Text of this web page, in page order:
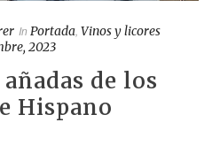
In Portada Vinos y licores
2023
de los
Hispano